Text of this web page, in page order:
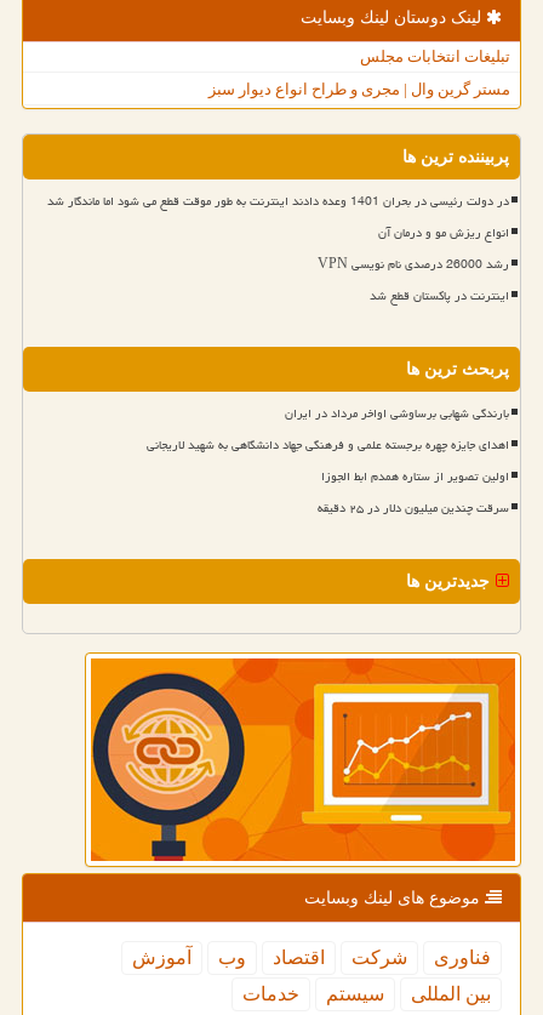
لینک دوستان لینك وبسایت
تبلیغات انتخابات مجلس
مستر گرین وال | مجری و طراح انواع دیوار سبز
پربیننده ترین ها
در دولت رئیسی در بحران 1401 وعده دادند اینترنت به طور موقت قطع می شود اما ماندگار شد
انواع ریزش مو و درمان آن
رشد 26000 درصدی نام نویسی VPN
اینترنت در پاکستان قطع شد
پربحث ترین ها
بارندگی شهابی برساوشی اواخر مرداد در ایران
اهدای جایزه چهره برجسته علمی و فرهنگی جهاد دانشگاهی به شهید لاریجانی
اولین تصویر از ستاره همدم ابط الجوزا
سرقت چندین میلیون دلار در ۲۵ دقیقه
جدیدترین ها
موضوع های لینك وبسایت
فناوری شركت اقتصاد وب
آموزش
بین المللی
سیستم خدمات